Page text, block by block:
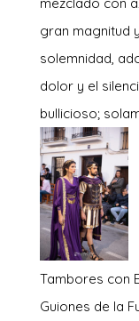
gran magnitud y
solemnidad,
dolor y el
bullicioso;
Tambores con
Guiones de la